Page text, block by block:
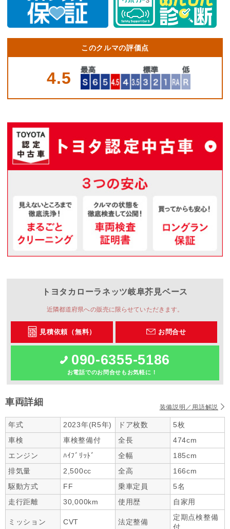
このクルマの評価点
4.5
トヨタカローラネッツ岐阜芥見ベース
近隣都道府県への販売に限らせていただきます。
見積依頼（無料） お問合せ
090-6355-5186
お電話でのお問合せもお気軽に！
車両詳細 装備説明／用語解説
年式 2023年(R5年) ドア枚数
5枚
車検
車検整備付 全長
474cm
エンジン
ﾊｲﾌﾞﾘｯﾄﾞ 全幅
185cm
排気量
2,500cc 全高
166cm
駆動方式
FF 乗車定員
5名
走行距離
30,000km 使用歴 自家用
ミッション CVT 法定整備
定期点検整備
付